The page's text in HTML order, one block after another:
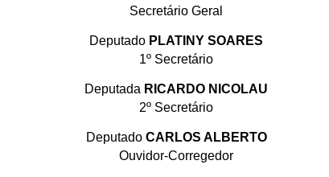
Secretário Geral
Deputado PLATINY SOARES
1º Secretário
Deputada RICARDO NICOLAU
2º Secretário
DeputadoCARLOS ALBERTO
Ouvidor-Corregedor